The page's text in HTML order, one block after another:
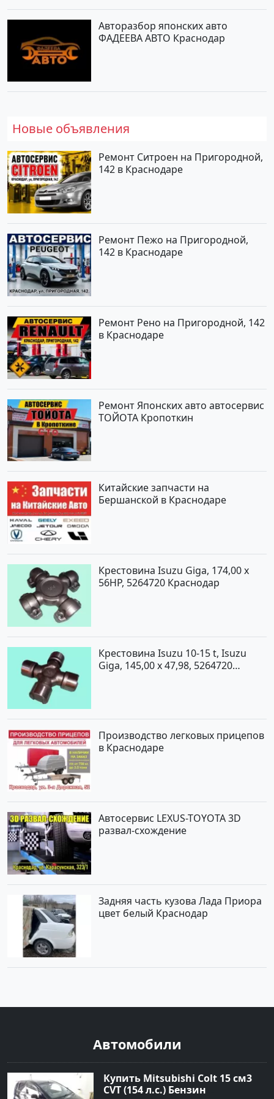
Авторазбор японских авто
ФАДЕЕВА АВТО Краснодар
Новые объявления
Ремонт Ситроен на Пригородной,
142 в Краснодаре
Ремонт Пежо на Пригородной,
142 в Краснодаре
Ремонт Рено на Пригородной, 142
в Краснодаре
Ремонт Японских авто автосервис
ТОЙОТА Кропоткин
Китайские запчасти на
Бершанской в Краснодаре
Крестовина Isuzu Giga, 174,00 x
56HP, 5264720 Краснодар
Крестовина Isuzu 10-15 t, Isuzu
Giga, 145,00 x 47,98, 5264720
Производство легковых прицепов
в Краснодаре
Автосервис LEXUS-TOYOTA 3D
развал-схождение
Задняя часть кузова Лада Приора
цвет белый Краснодар
Автомобили
Купить Mitsubishi Colt 15 см3
CVT (154 л.с.) Бензин